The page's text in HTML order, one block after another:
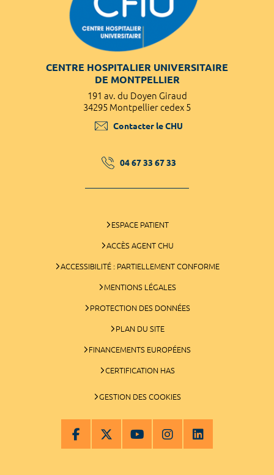
CENTRE HOSPITALIER UNIVERSITAIRE
DE MONTPELLIER
191 av. du Doyen Giraud
34295 Montpellier cedex 5
Contacter le CHU
04 67 33 67 33
ESPACE PATIENT
ACCÈS AGENT CHU
ACCESSIBILITÉ : PARTIELLEMENT CONFORME
MENTIONS LÉGALES
PROTECTION DES DONNÉES
PLAN DU SITE
FINANCEMENTS EUROPÉENS
CERTIFICATION HAS
GESTION DES COOKIES